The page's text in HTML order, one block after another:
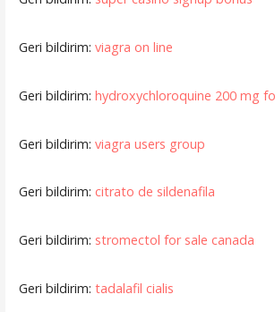
Geri bildirim: viagra on line
Geri bildirim: hydroxychloroquine 200 mg
Geri bildirim: viagra users group
Geri bildirim: citrato de sildenafila
Geri bildirim: stromectol for sale canada
Geri bildirim: tadalafil cialis